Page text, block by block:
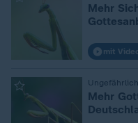
Mehr
mit
:
Mehr